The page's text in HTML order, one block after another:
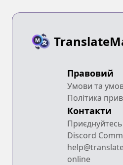
Правовий
Умови та
Політика
Контакти
Discord
online